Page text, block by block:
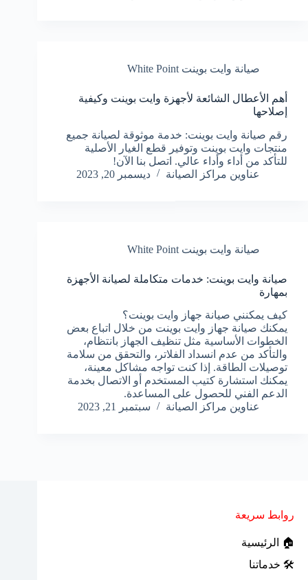
صيانة وايت بوينت White Point
أهم الأعطال الشائعة لأجهزة وايت بوينت وكيفية
إصلاحها
رقم صيانة وايت بوينت: خدمة موثوقة لصيانة جميع
منتجات وايت بوينت وتوفير قطع الغيار الأصلية
للتأكد من أداء وأداء عالي. اتصل بنا الآن!
عناوين مراكز الصيانة
ديسمبر 20, 2023
صيانة وايت بوينت White Point
صيانة وايت بوينت: خدمات متكاملة لصيانة الأجهزة
بمهارة
كيف يمكنني صيانة جهاز وايت بوينت؟
يمكنك صيانة جهاز وايت بوينت من خلال اتباع بعض
الخطوات الأساسية مثل تنظيف الجهاز بانتظام،
والتأكد من عدم انسداد الفلاتر، والتحقق من سلامة
توصيلات الطاقة. إذا كنت تواجه مشاكل معينة،
يمكنك استشارة كتيب المستخدم أو الاتصال بخدمة
الدعم الفني للحصول على المساعدة.
عناوين مراكز الصيانة
سبتمبر 21, 2023
روابط سريعة
🏠 الرئيسية
🛠 خدماتنا